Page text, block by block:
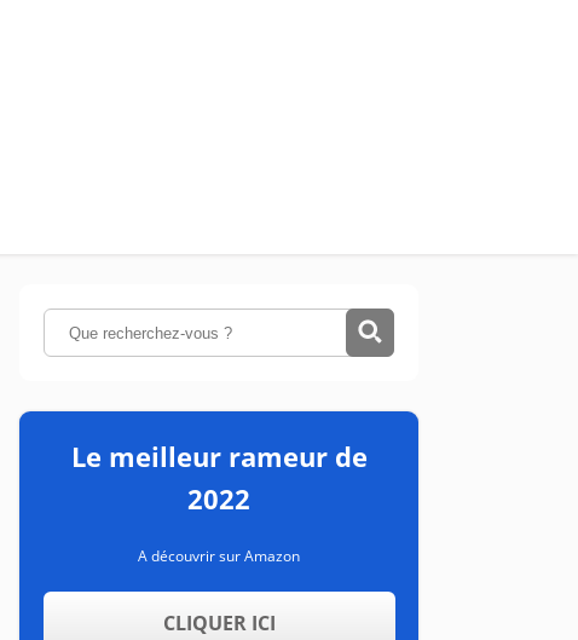
Le meilleur rameur de
2022
A découvrir sur Amazon
CLIQUER ICI